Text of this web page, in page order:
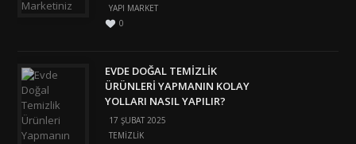
YAPI MARKET
0
EVDE DOĞAL TEMIZLIK
ÜRÜNLERI YAPMANIN KOLAY
YOLLARI NASIL YAPILIR?
17 ŞUBAT 2025
TEMIZLIK